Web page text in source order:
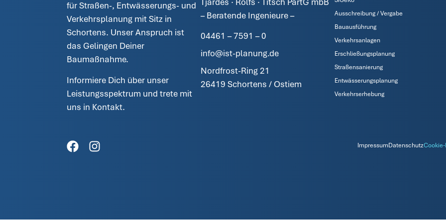
für Straßen-, Entwässerungs- und
Verkehrsplanung mit Sitz in
Schortens. Unser Anspruch ist
das Gelingen Deiner
Baumaßnahme.
Informiere Dich über unser
Leistungsspektrum und trete mit
uns in Kontakt.
– Beratende Ingenieure –
04461 – 7591 – 0
info@ist-planung.de
Nordfrost-Ring 21
26419 Schortens / Ostiem
Ausschreibung / Vergabe
Bauausführung
Verkehrsanlagen
Erschließungsplanung
Straßensanierung
Entwässerungsplanung
Verkehrserhebung
ImpressumDatenschutz